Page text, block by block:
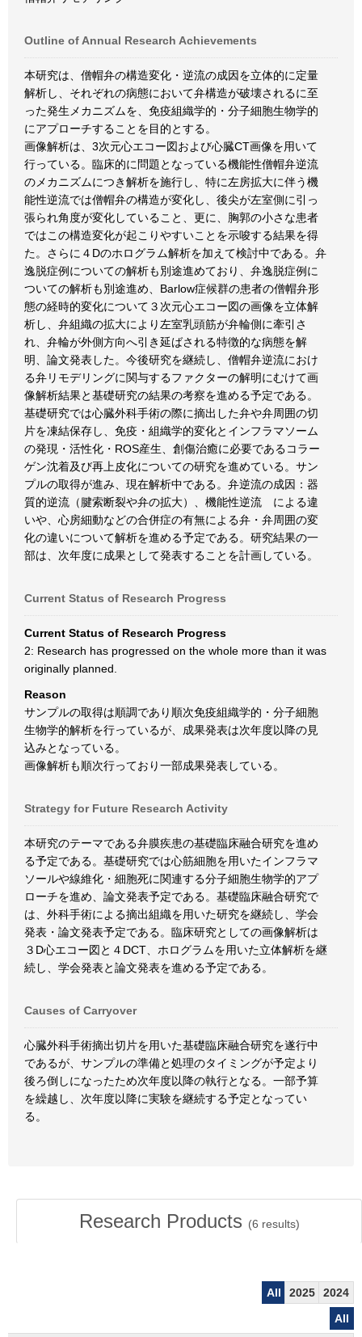
Outline of Annual Research Achievements
本研究は、僧帽弁の構造変化・逆流の成因を立体的に定量
解析し、それぞれの病態において弁構造が破壊されるに至
った発生メカニズムを、免疫組織学的・分子細胞生物学的
にアプローチすることを目的とする。
画像解析は、3次元心エコー図および心臓CT画像を用いて
行っている。臨床的に問題となっている機能性僧帽弁逆流
のメカニズムにつき解析を施行し、特に左房拡大に伴う機
能性逆流では僧帽弁の構造が変化し、後尖が左室側に引っ
張られ角度が変化していること、更に、胸郭の小さな患者
ではこの構造変化が起こりやすいことを示唆する結果を得
た。さらに４Dのホログラム解析を加えて検討中である。弁
逸脱症例についての解析も別途進めており、弁逸脱症例に
ついての解析も別途進め、Barlow症候群の患者の僧帽弁形
態の経時的変化について３次元心エコー図の画像を立体解
析し、弁組織の拡大により左室乳頭筋が弁輪側に牽引さ
れ、弁輪が外側方向へ引き延ばされる特徴的な病態を解
明、論文発表した。今後研究を継続し、僧帽弁逆流におけ
る弁リモデリングに関与するファクターの解明にむけて画
像解析結果と基礎研究の結果の考察を進める予定である。
基礎研究では心臓外科手術の際に摘出した弁や弁周囲の切
片を凍結保存し、免疫・組織学的変化とインフラマソーム
の発現・活性化・ROS産生、創傷治癒に必要であるコラー
ゲン沈着及び再上皮化についての研究を進めている。サン
プルの取得が進み、現在解析中である。弁逆流の成因：器
質的逆流（腱索断裂や弁の拡大）、機能性逆流 による違
いや、心房細動などの合併症の有無による弁・弁周囲の変
化の違いについて解析を進める予定である。研究結果の一
部は、次年度に成果として発表することを計画している。
Current Status of Research Progress
Current Status of Research Progress
2: Research has progressed on the whole more than it was
originally planned.
Reason
サンプルの取得は順調であり順次免疫組織学的・分子細胞
生物学的解析を行っているが、成果発表は次年度以降の見
込みとなっている。
画像解析も順次行っており一部成果発表している。
Strategy for Future Research Activity
本研究のテーマである弁膜疾患の基礎臨床融合研究を進め
る予定である。基礎研究では心筋細胞を用いたインフラマ
ソールや線維化・細胞死に関連する分子細胞生物学的アプ
ローチを進め、論文発表予定である。基礎臨床融合研究で
は、外科手術による摘出組織を用いた研究を継続し、学会
発表・論文発表予定である。臨床研究としての画像解析は
３D心エコー図と４DCT、ホログラムを用いた立体解析を継
続し、学会発表と論文発表を進める予定である。
Causes of Carryover
心臓外科手術摘出切片を用いた基礎臨床融合研究を遂行中
であるが、サンプルの準備と処理のタイミングが予定より
後ろ倒しになったため次年度以降の執行となる。一部予算
を繰越し、次年度以降に実験を継続する予定となってい
る。
Research Products (6 results)
All 2025
2024
All